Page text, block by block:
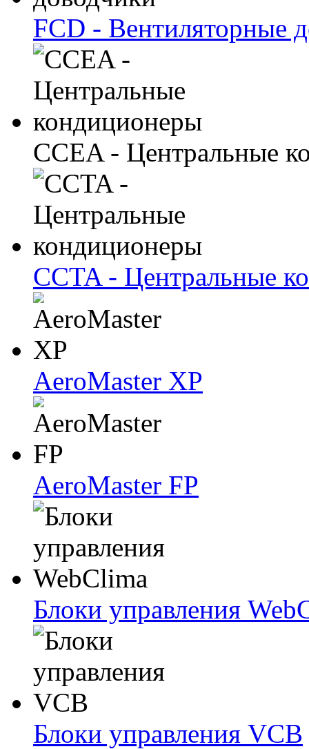
FCD - Вентиляторные
CCEA - Центральные
CCTA - Центральные
AeroMaster XP
AeroMaster FP
Блоки упрaвлeния
Блоки упрaвлeния VCB